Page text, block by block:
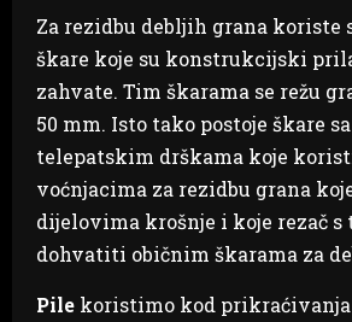
Za rezidbu debljih grana koriste
škare koje su konstrukcijski
zahvate. Tim škarama se režu
50 mm. Isto tako postoje škare
telepatskim drškama koje
voćnjacima za rezidbu grana
dijelovima krošnje i koje rezač s
dohvatiti običnim škarama za
Pile koristimo kod